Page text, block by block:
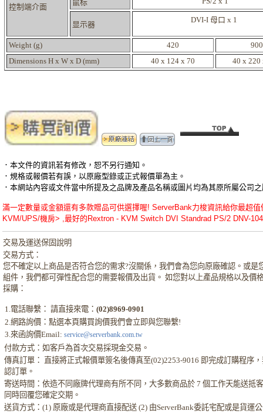
控制端介面
鼠标
显示器
DVI-I 母口 x 1
Weight (g) 420
900
Dimensions H x W x D (mm)
40 x 124 x 70 40 x 220
．本文件的資訊若有修改，恕不另行通知。
．規格或報價若有誤，以原廠型錄或正式報價單為主。
．本網站內容或文件當中所提及之品牌及產品名稱或圖片均為其原所屬公司
滿一定數量或金額還有多款贈品可供選擇喔! ServerBank力梭資訊給你最超值
KVM/UPS/機房> ,最好的Rextron - KVM Switch DVI Standrad PS/2 DNV-
交易及運送保固說明
交易方式：
您不確定以上商品是否符合您的需求?沒關係，我們會為您向原廠確認。或是
組件，我們都可彈性配合您的需要報價及出貨。 如您對以上產品規格以及價
採購：
1.電話聯繫： 請直接來電：(02)8969-0901
2.網路詢價：點選本頁購買詢價我們會立即與您聯繫!
3.來函詢價Email: service@serverbank.com.tw
付款方式：如客戶為首次交易採現金交易。
傳真訂單： 直接將正式報價單簽名後傳真至(02)2253-9016 即完成訂購程序
認訂單。
寄送時間：依造不同廠牌代理商有所不同，大多數商品於 7 個工作天能送抵
同時回覆您確定交期。
送貨方式：(1) 原廠或是代理商直接配送 (2) 由ServerBank委託宅配或是貨運